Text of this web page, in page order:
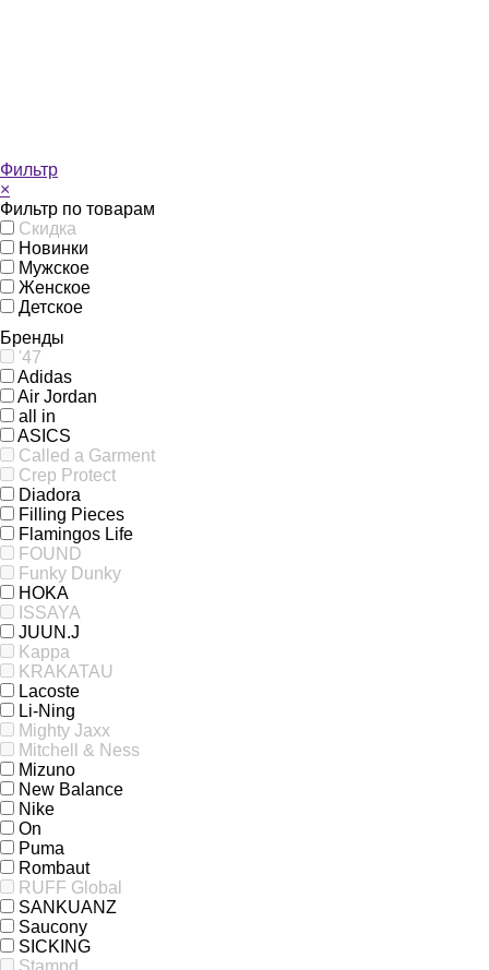
Фильтр
×
Фильтр по товарам
Скидка
Новинки
Мужское
Женское
Детское
Бренды
'47
Adidas
Air Jordan
all in
ASICS
Called a Garment
Crep Protect
Diadora
Filling Pieces
Flamingos Life
FOUND
Funky Dunky
HOKA
ISSAYA
JUUN.J
Kappa
KRAKATAU
Lacoste
Li-Ning
Mighty Jaxx
Mitchell & Ness
Mizuno
New Balance
Nike
On
Puma
Rombaut
RUFF Global
SANKUANZ
Saucony
SICKING
Stampd